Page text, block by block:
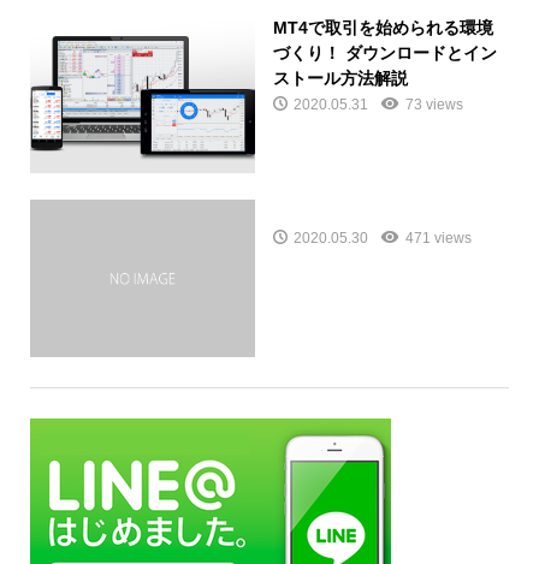
MT4で取引を始められる環境
づくり！ ダウンロードとイン
ストール方法解説
2020.05.31 73 views
2020.05.30 471 views